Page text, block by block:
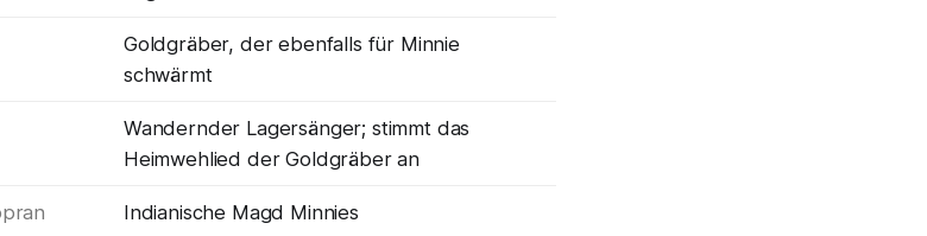
Goldgräber, der ebenfalls für Minnie
schwärmt
Wandernder Lagersänger; stimmt das
Heimwehlied der Goldgräber an
Indianische Magd Minnies